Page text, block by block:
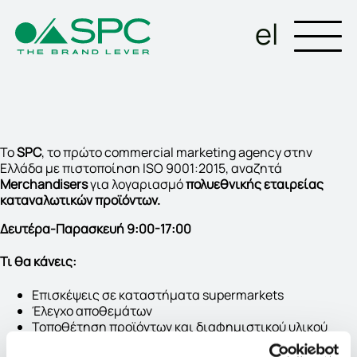
el
ΤοSPC, το πρώτο commercial marketing agency στην
Ελλάδα με πιστοποίηση ISO 9001:2015, αναζητά
Merchandisersγια λογαριασμόπολυεθνικής εταιρείας
καταναλωτικών προϊόντων.
Δευτέρα-Παρασκευή 9:00-17:00
Τι θα κάνεις:
Επισκέψεις σε καταστήματα supermarkets
Έλεγχο αποθεμάτων
Τοποθέτηση προϊόντων και διαφημιστικού υλικού